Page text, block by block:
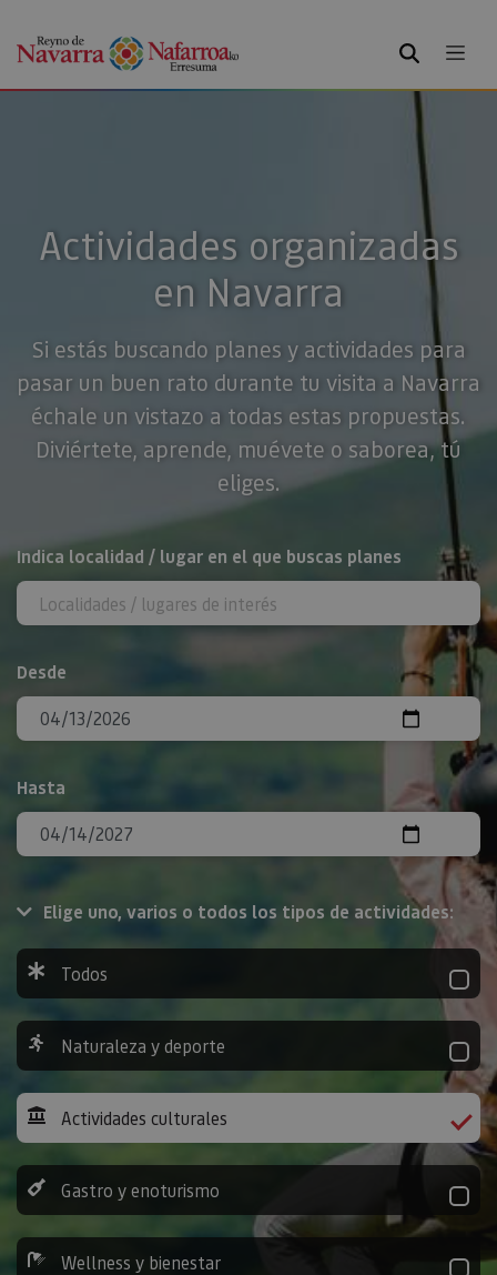
BUSCAR
Actividades organizadas
en Navarra
Si estás buscando planes y actividades para
pasar un buen rato durante tu visita a Navarra
échale un vistazo a todas estas propuestas.
Diviértete, aprende, muévete o saborea, tú
eliges.
BUSCAR
Indica localidad / lugar en el que buscas planes
Desde
Hasta
Elige uno, varios o todos los tipos de actividades:
Todos
Naturaleza y deporte
Actividades culturales
Gastro y enoturismo
Wellness y bienestar